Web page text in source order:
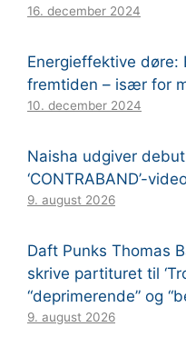
16. december 2024
Energieffektive døre:
fremtiden – især for
10. december 2024
Naisha udgiver debut-
‘CONTRABAND’-
9. august 2026
Daft Punks Thomas
skrive partituret til
“deprimerende” og
9. august 2026